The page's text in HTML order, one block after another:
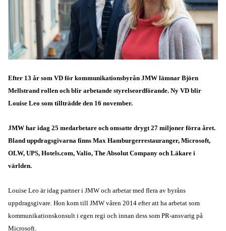
Efter 13 år som VD för kommunikationsbyrån JMW lämnar Björn
Mellstrand rollen och blir arbetande styrelseordförande. Ny VD blir
Louise Leo som tillträdde den 16 november.
JMW har idag 25 medarbetare och omsatte drygt 27 miljoner förra året.
Bland uppdragsgivarna finns Max Hamburgerrestauranger, Microsoft,
OLW, UPS, Hotels.com, Valio, The Absolut Company och Läkare i
världen.
Louise Leo är idag partner i JMW och arbetar med flera av byråns
uppdragsgivare. Hon kom till JMW våren 2014 efter att ha arbetat som
kommunikationskonsult i egen regi och innan dess som PR-ansvarig på
Microsoft.